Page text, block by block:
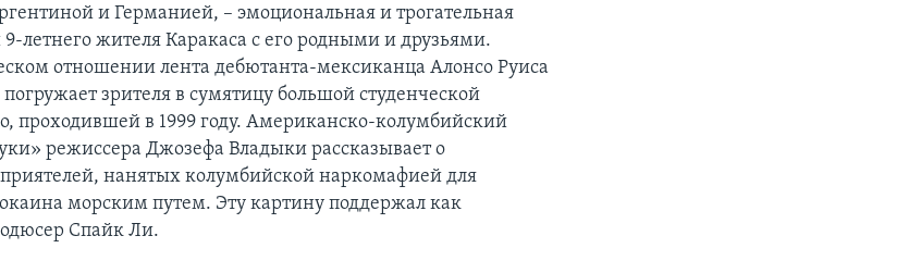
и Германией, – эмоциональная и трогательная
летнего жителя Каракаса с его родными и друзьями.
отношении лента дебютанта-мексиканца Алонсо Руиса
зрителя в сумятицу большой студенческой
проходившей в 1999 году. Американско-колумбийский
режиссера Джозефа Владыки рассказывает о
нанятых колумбийской наркомафией для
морским путем. Эту картину поддержал как
Спайк Ли.